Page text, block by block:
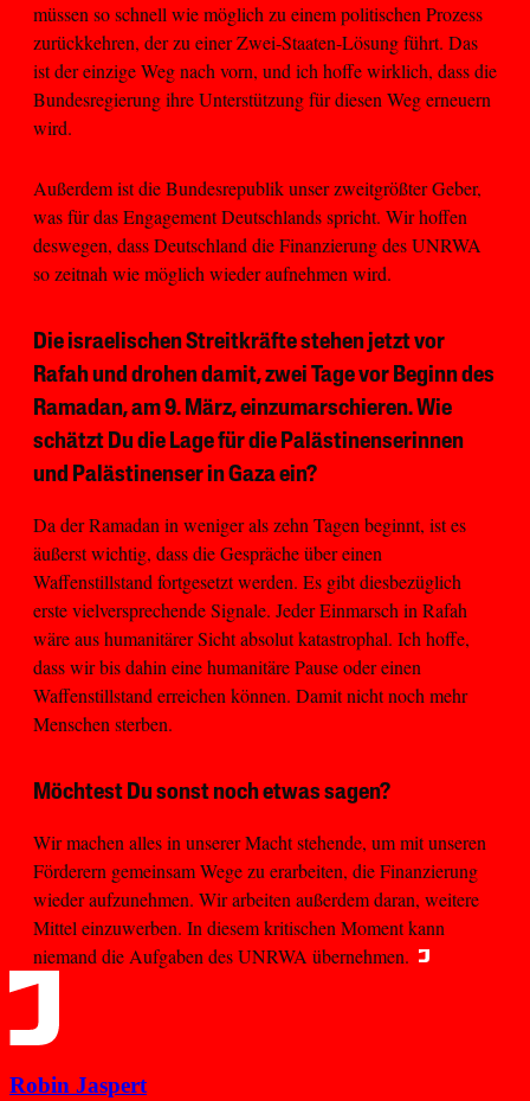
müssen so schnell wie möglich zu einem politischen Prozess
zurückkehren, der zu einer Zwei-Staaten-Lösung führt. Das
ist der einzige Weg nach vorn, und ich hoffe wirklich, dass die
Bundesregierung ihre Unterstützung für diesen Weg erneuern
wird.
Außerdem ist die Bundesrepublik unser zweitgrößter Geber,
was für das Engagement Deutschlands spricht. Wir hoffen
deswegen, dass Deutschland die Finanzierung des UNRWA
so zeitnah wie möglich wieder aufnehmen wird.
Die israelischen Streitkräfte stehen jetzt vor
Rafah und drohen damit, zwei Tage vor Beginn des
Ramadan, am 9. März, einzumarschieren. Wie
schätzt Du die Lage für die Palästinenserinnen
und Palästinenser in Gaza ein?
Da der Ramadan in weniger als zehn Tagen beginnt, ist es
äußerst wichtig, dass die Gespräche über einen
Waffenstillstand fortgesetzt werden. Es gibt diesbezüglich
erste vielversprechende Signale. Jeder Einmarsch in Rafah
wäre aus humanitärer Sicht absolut katastrophal. Ich hoffe,
dass wir bis dahin eine humanitäre Pause oder einen
Waffenstillstand erreichen können. Damit nicht noch mehr
Menschen sterben.
Möchtest Du sonst noch etwas sagen?
Wir machen alles in unserer Macht stehende, um mit unseren
Förderern gemeinsam Wege zu erarbeiten, die Finanzierung
wieder aufzunehmen. Wir arbeiten außerdem daran, weitere
Mittel einzuwerben. In diesem kritischen Moment kann
niemand die Aufgaben des UNRWA übernehmen.
Robin Jaspert